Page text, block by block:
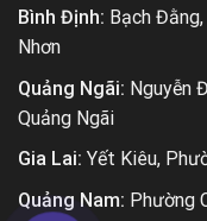
Bình Định: Bạch
Nhơn
Quảng Ngãi: Nguyễn
Quảng Ngãi
Gia Lai: Yết Kiêu,
Quảng Nam: Phường